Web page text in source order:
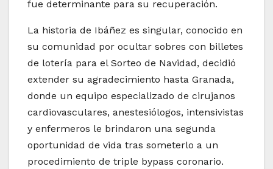
fue determinante para su recuperación.
La historia de Ibáñez es singular, conocido en
su comunidad por ocultar sobres con billetes
de lotería para el Sorteo de Navidad, decidió
extender su agradecimiento hasta Granada,
donde un equipo especializado de cirujanos
cardiovasculares, anestesiólogos, intensivistas
y enfermeros le brindaron una segunda
oportunidad de vida tras someterlo a un
procedimiento de triple bypass coronario.